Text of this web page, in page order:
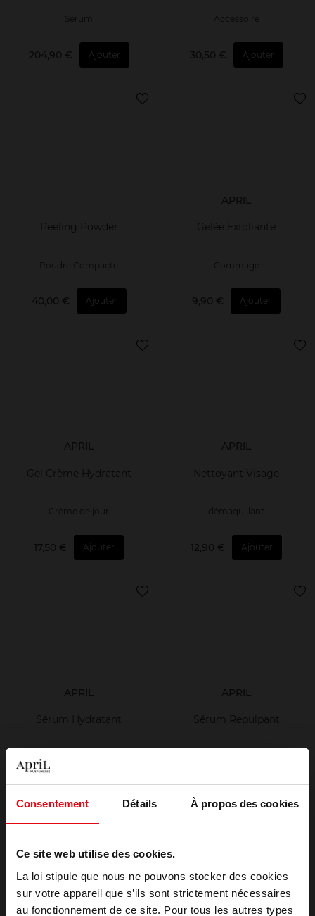
Consentement Détails À propos des cookies
Ce site web utilise des cookies.
La loi stipule que nous ne pouvons stocker des cookies
sur votre appareil que s’ils sont strictement nécessaires
au fonctionnement de ce site. Pour tous les autres types
Serum
204,90 € Ajouter 30,50 € Ajouter
Peeling Powder
Poudre Compacte
40,00 € Ajouter
APRIL
Gelée Exfoliante
Gommage
9,90 € Ajouter
APRIL
Gel Crème Hydratant
Crème de jour
17,50 € Ajouter
APRIL
Nettoyant Visage
démaquillant
12,90 € Ajouter
APRIL
Sérum Hydratant
APRIL
Sérum Repulpant